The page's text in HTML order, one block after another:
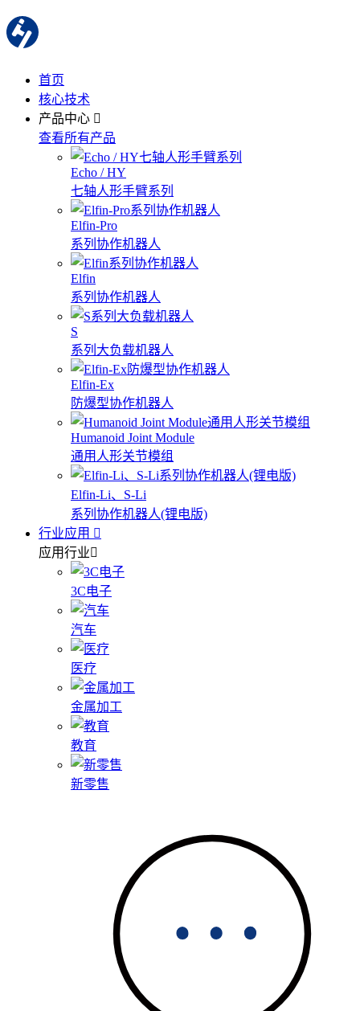
首页
核心技术
产品中心
查看所有产品
Echo / HY
七轴人形手臂系列
Elfin-Pro
系列协作机器人
Elfin
系列协作机器人
S
系列大负载机器人
Elfin-Ex
防爆型协作机器人
Humanoid Joint Module
通用人形关节模组
Elfin-Li、S-Li
系列协作机器人(锂电版)
行业应用
应用行业
3C电子
汽车
医疗
金属加工
教育
新零售